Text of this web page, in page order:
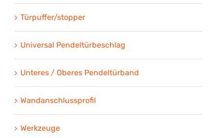
Türpuffer/stopper
Universal Pendeltürbeschlag
Unteres / Oberes Pendeltürband
Wandanschlussprofil
Werkzeuge